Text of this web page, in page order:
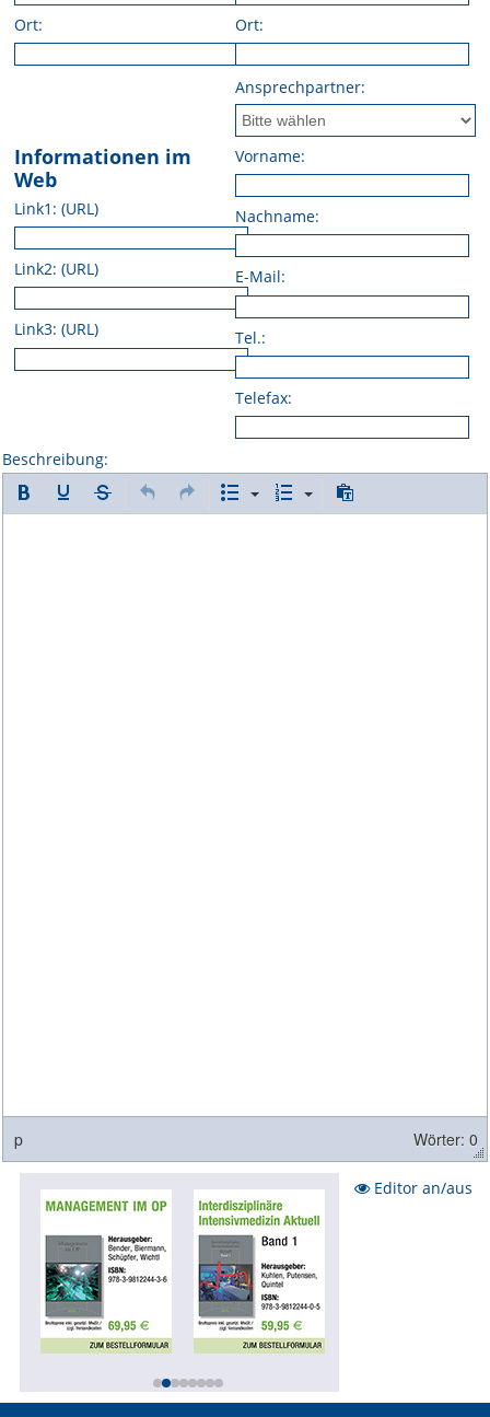
Ort: Ort:
Informationen im
Web
Link1: (URL)
Link2: (URL)
Link3: (URL)
Ansprechpartner:
Vorname:
Nachname:
E-Mail:
Tel.:
Telefax:
Beschreibung:
p Wörter: 0
Editor an/aus